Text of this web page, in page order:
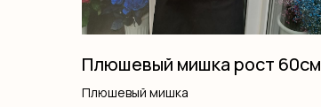
Плюшевый мишка рост 60см
Плюшевый мишка